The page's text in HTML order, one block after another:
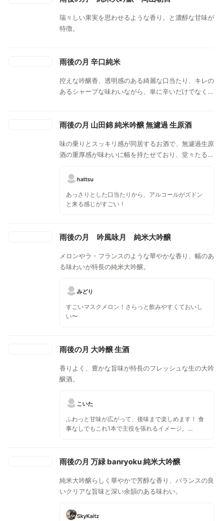
瑞々しい果実を思わせるような香り。と濃醇な甘味が
特徴。
雨後の月 辛口純米
控えな吟醸香、透明感のある綺麗な口当たり、キレの
あるシャープな味わいながら、単に辛いだけでなく、
雨後の月 山田錦 純米吟醸 無濾過 生原酒
味の乗りとスッキリ感が同居するお酒で、無濾過生原
酒の重厚感が味わいに幅を持たせており、堂々たる存
天ぷら、イタリアンなどと合わせてもお酒がしっかり
hattsu
あっさりとした口当たりから、アルコールがズドン
と来る感じがすごい！
雨後の月 吟風咏月 純米大吟醸
メロンやラ・フランスのような華やかな香り、幅のあ
る味わいが特長の純米大吟醸。
みどり
すごいマスクメロン！さらっと飲みやすくておいし
い〜
雨後の月 大吟醸 生酒
香りよく、豊かな旨味が特長のフレッシュな生の大吟
醸酒。
こいた
ふわっと甘味が広がって、後味まで楽しめます！ 食
事なしでもこれ1本で主役を張れるイメージ。
雨後の月 万緑 banryoku 純米大吟醸
純米大吟醸らしく華やかで芳醇な香り、バランスの良
いクリアな旨味と深い余韻のある味わい。
SkyKaitz